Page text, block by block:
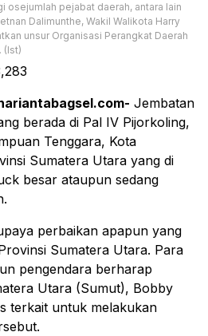
osejumlah pejabat daerah, antara lain
Dalimunthe, Wakil Walikota Harry
unsur Organisasi Perangkat Daerah
(Ist)
Jembatan
berada di Pal IV Pijorkoling,
Tenggara, Kota
Sumatera Utara yang di
besar ataupun sedang
perbaikan apapun yang
Sumatera Utara. Para
pengendara berharap
Utara (Sumut), Bobby
terkait untuk melakukan